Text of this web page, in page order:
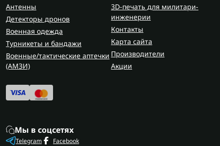
Антенны
Детекторы дронов
Военная одежда
Турникеты и бандажи
Военные/тактические аптечки
(AMЗИ)
3D-печать для милитари-
инженерии
Контакты
Карта сайта
Производители
Акции
Мы в соцсетях
Telegram Facebook